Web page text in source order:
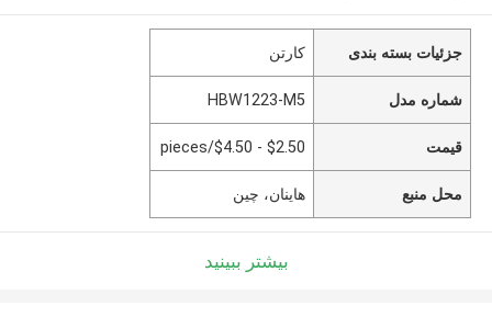
جزئیات بسته بندی کارتن
شماره مدل HBW1223-M5
قیمت $2.50 - $4.50/pieces
محل منبع هاینان، چین
بیشتر ببینید